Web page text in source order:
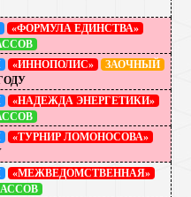
«ФОРМУЛА ЕДИНСТВА»
«ИННОПОЛИС»
ЗАОЧНЫЙ
«НАДЕЖДА ЭНЕРГЕТИКИ»
«ТУРНИР ЛОМОНОСОВА»
«МЕЖВЕДОМСТВЕННАЯ»